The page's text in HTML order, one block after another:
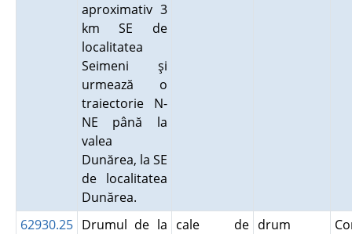
aproximativ 3
km SE de
localitatea
Seimeni şi
urmează o
traiectorie N-
NE până la
valea
Dunărea, la SE
de localitatea
Dunărea.
62930.25 Drumul de la cale de drum